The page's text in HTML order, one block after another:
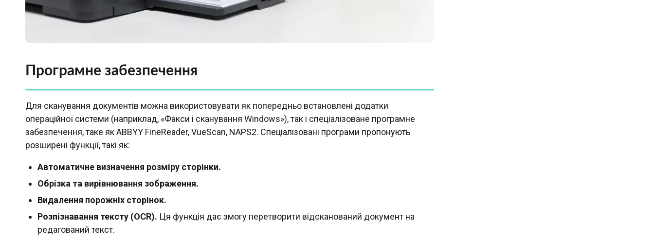
Програмне забезпечення
Для сканування документів можна використовувати як попередньо встановлені додатки
операційної системи (наприклад, «Факси і сканування Windows»), так і спеціалізоване програмне
забезпечення, таке як ABBYY FineReader, VueScan, NAPS2. Спеціалізовані програми пропонують
розширені функції, такі як:
Автоматичне визначення розміру сторінки.
Обрізка та вирівнювання зображення.
Видалення порожніх сторінок.
Розпізнавання тексту (OCR). Ця функція дає змогу перетворити відсканований документ на
редагований текст.